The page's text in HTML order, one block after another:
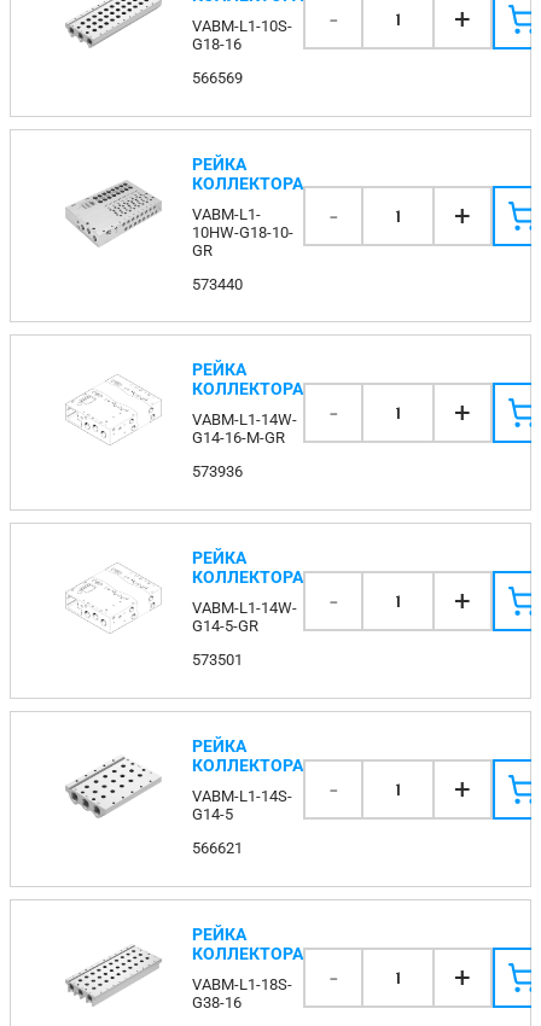
VABM-L1-10S-
G18-16
566569
- 1 +
РЕЙКА
КОЛЛЕКТОРА
VABM-L1-
10HW-G18-10-
GR
573440
- 1 +
РЕЙКА
КОЛЛЕКТОРА
VABM-L1-14W-
G14-16-M-GR
573936
- 1 +
РЕЙКА
КОЛЛЕКТОРА
VABM-L1-14W-
G14-5-GR
573501
- 1 +
РЕЙКА
КОЛЛЕКТОРА
VABM-L1-14S-
G14-5
566621
- 1 +
РЕЙКА
КОЛЛЕКТОРА
VABM-L1-18S-
G38-16
- 1 +